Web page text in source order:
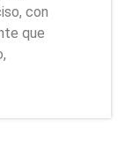
con
que